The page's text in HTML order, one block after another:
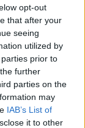
opt-out
that after your
seeing
utilized by
prior to
further
parties on the
may
IAB’s List of
it to other
concert